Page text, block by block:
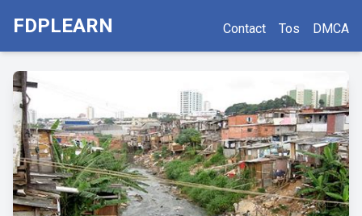
FDPLEARN Contact Tos DMCA